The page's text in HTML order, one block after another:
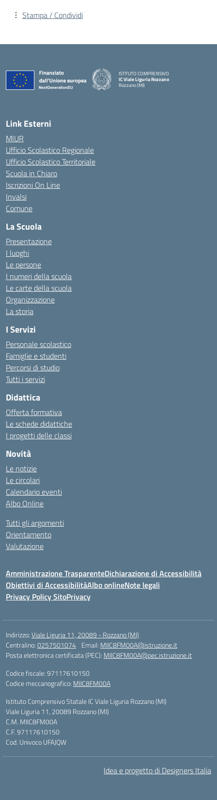
Stampa / Condividi
ISTITUTO COMPRENSIVO
IC Viale Liguria Rozzano
Rozzano (MI)
Link Esterni
MIUR
Ufficio Scolastico Regionale
Ufficio Scolastico Territoriale
Scuola in Chiaro
Iscrizioni On Line
Invalsi
Comune
La Scuola
Presentazione
I luoghi
Le persone
I numeri della scuola
Le carte della scuola
Organizzazione
La storia
I Servizi
Personale scolastico
Famiglie e studenti
Percorsi di studio
Tutti i servizi
Didattica
Offerta formativa
Le schede didattiche
I progetti delle classi
Novità
Le notizie
Le circolari
Calendario eventi
Albo Online
Tutti gli argomenti
Orientamento
Valutazione
Amministrazione TrasparenteDichiarazione di Accessibilità
Obiettivi di AccessibilitàAlbo onlineNote legali
Privacy Policy SitoPrivacy
Indirizzo:Viale Liguria 11, 20089 - Rozzano (MI)
Centralino:0257501074 Email: MIIC8FM00A@istruzione.it
Posta elettronica certificata (PEC): MIIC8FM00A@pec.istruzione.it
Codice fiscale: 97117610150
Codice meccanografico: MIIC8FM00A
Istituto Comprensivo Statale IC Viale Liguria Rozzano (MI)
Viale Liguria 11, 20089 Rozzano (MI)
C.M. MIIC8FM00A
C.F. 97117610150
Cod. Univoco UFAJQW
Idea e progetto di Designers Italia